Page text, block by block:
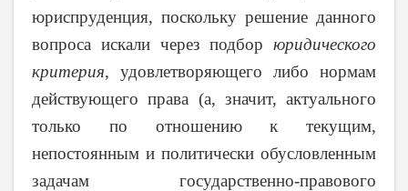
юриспруденция, поскольку решение данного
вопроса искали через подбор юридического
критерия, удовлетворяющего либо нормам
действующего права (а, значит, актуального
только по отношению к текущим,
непостоянным и политически обусловленным
задачам государственно-правового